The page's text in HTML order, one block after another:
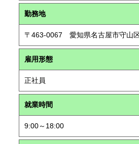
勤務地
〒463-0067 愛知県名古屋市守山
雇用形態
正社員
就業時間
9:00～18:00